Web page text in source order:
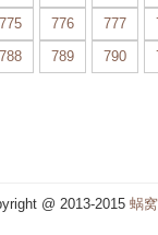
775 776 777
788 789 790
@ 2013-2015 蜗